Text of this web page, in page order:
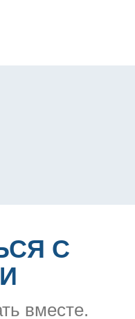
С
вместе.